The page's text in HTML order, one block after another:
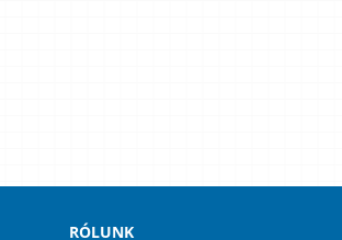
RÓLUNK